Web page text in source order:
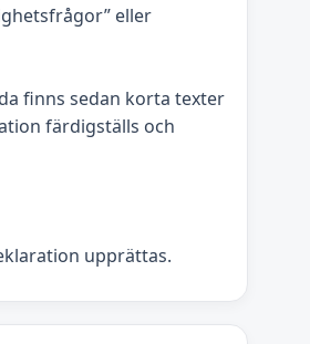
eller
finns sedan korta texter
färdigställs och
upprättas.